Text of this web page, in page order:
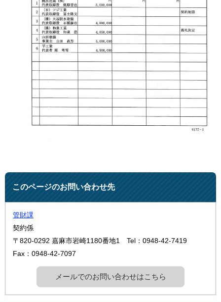
このページのお問い合わせ先
管財課
契約係
〒820-0292 嘉麻市岩崎1180番地1
Tel：0948-42-7419
Fax：0948-42-7097
メールでのお問い合わせはこちら